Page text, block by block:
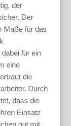
der
Der
Maße für das
für ein
eine
die
Durch
dass die
Einsatz
gut mit